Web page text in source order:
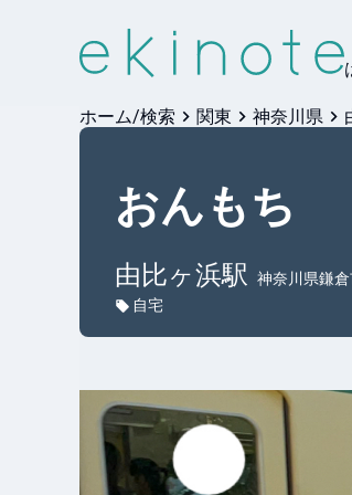
ホーム/検索 関東 神奈川県
おんもち
由比ヶ浜駅
神奈川県鎌
自宅